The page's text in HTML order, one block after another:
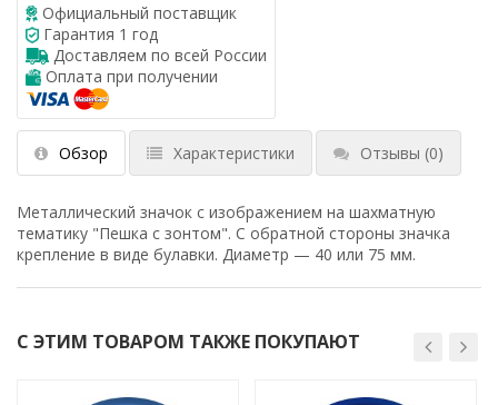
Официальный поставщик
Гарантия 1 год
Доставляем по всей России
Оплата при получении
Обзор Характеристики Отзывы (0)
Металлический значок с изображением на шахматную
тематику "Пешка с зонтом". С обратной стороны значка
крепление в виде булавки. Диаметр — 40 или 75 мм.
С ЭТИМ ТОВАРОМ ТАКЖЕ ПОКУПАЮТ